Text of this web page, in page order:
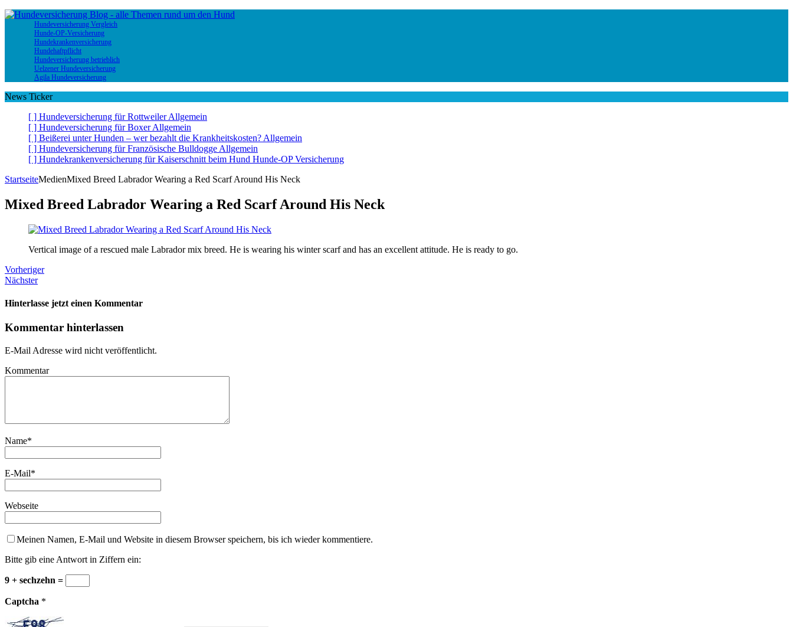
Hundeversicherung Vergleich
Hunde-OP-Versicherung
Hundekrankenversicherung
Hundehaftpflicht
Hundeversicherung betrieblich
Uelzener Hundeversicherung
Agila Hundeversicherung
News Ticker
[ ] Hundeversicherung für RottweilerAllgemein
[ ] Hundeversicherung für BoxerAllgemein
[ ] Beißerei unter Hunden – wer bezahlt die Krankheitskosten? Allgemein
[ ] Hundeversicherung für Französische Bulldogge Allgemein
[ ] Hundekrankenversicherung für Kaiserschnitt beim Hund Hunde-OP Versicherung
StartseiteMedienMixed Breed Labrador Wearing a Red Scarf Around His Neck
Mixed Breed Labrador Wearing a Red Scarf Around His Neck
Vertical image of a rescued male Labrador mix breed. He is wearing his winter scarf and has an excellent attitude. He is ready to go.
Vorheriger
Nächster
Hinterlasse jetzt einen Kommentar
Kommentar hinterlassen
E-Mail Adresse wird nicht veröffentlicht.
Kommentar
Name*
E-Mail*
Webseite
Meinen Namen, E-Mail und Website in diesem Browser speichern, bis ich wieder kommentiere.
Bitte gib eine Antwort in Ziffern ein:
9 + sechzehn =
Captcha *